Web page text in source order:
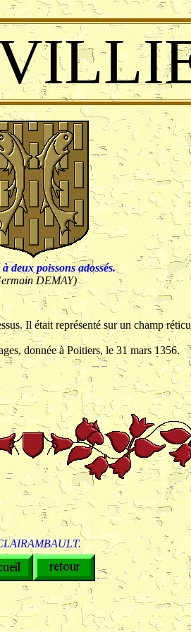
deux poissons adossés.
DEMAY)
Il était représenté sur un champ
donnée à Poitiers, le 31 mars 1356.